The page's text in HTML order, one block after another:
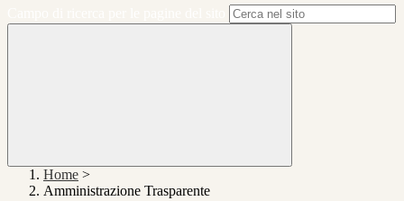
Home >
Amministrazione Trasparente